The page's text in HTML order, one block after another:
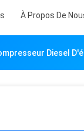
À Propos De
Diesel